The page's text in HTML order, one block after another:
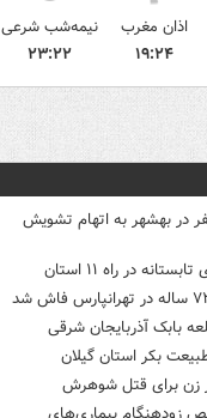
اذان مغرب
۱۹:۲۴
نیمه‌شب شرعی
۲۳:۲۲
۶ نفر در بهشهر به اتهام تشویش
در راه ۱۱ استان
بابک آذربایجان شرقی
طبیعت بکر استان گیلان
زن برای قتل شوهرش